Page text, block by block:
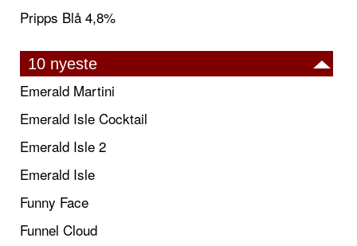
Pripps Blå 4,8%
10 nyeste
Emerald Martini
Emerald Isle Cocktail
Emerald Isle 2
Emerald Isle
Funny Face
Funnel Cloud